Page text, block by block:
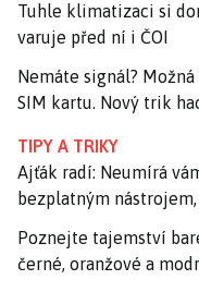
Tuhle klimatizaci si
varuje před ní i ČOI
Nemáte signál?
SIM kartu. Nový trik
TIPY A TRIKY
Ajťák radí: Neumírá
bezplatným
Poznejte tajemství
černé, oranžové a